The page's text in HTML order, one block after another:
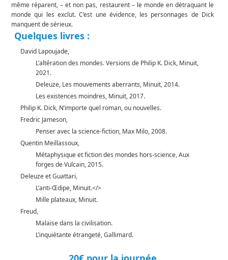
même réparent, – et non pas, restaurent – le monde en détraquant le
monde qui les exclut. C’est une évidence, les personnages de Dick
manquent de sérieux.
Quelques livres :
David Lapoujade,
L’altération des mondes. Versions de Philip K. Dick, Minuit,
2021.
Deleuze, Les mouvements aberrants, Minuit, 2014.
Les existences moindres, Minuit, 2017.
Philip K. Dick, N’importe quel roman, ou nouvelles.
Fredric Jameson,
Penser avec la science-fiction, Max Milo, 2008.
Quentin Meillassoux,
Métaphysique et fiction des mondes hors-science, Aux
forges de Vulcain, 2015.
Deleuze et Guattari,
L’anti-Œdipe, Minuit.</>
Mille plateaux, Minuit.
Freud,
Malaise dans la civilisation.
L’inquiétante étrangeté, Gallimard.